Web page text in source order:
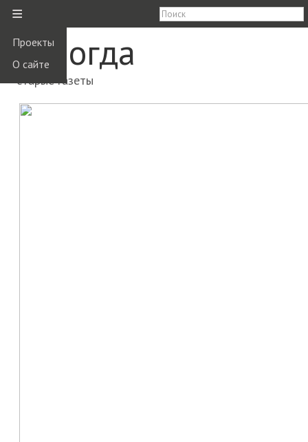
≡
Проекты
О сайте
Вологда
старые газеты